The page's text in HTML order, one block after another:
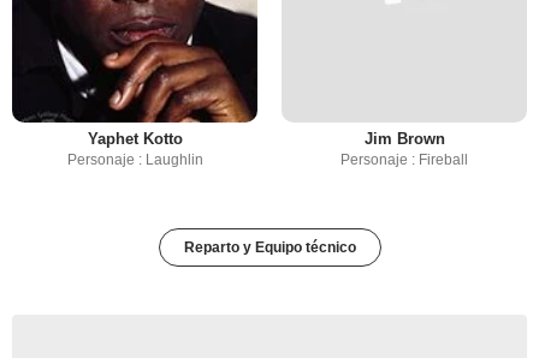
Yaphet Kotto
Personaje : Laughlin
Jim Brown
Personaje : Fireball
Reparto y Equipo técnico